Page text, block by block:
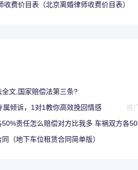
收费价目表（北京离婚律师收费价目表）
全文,国家赔偿法第三条?
属倾诉，1对1教你高效挽回情感
推
责任怎么赔偿对方比我多 车祸双方各
（地下车位租赁合同简单版）